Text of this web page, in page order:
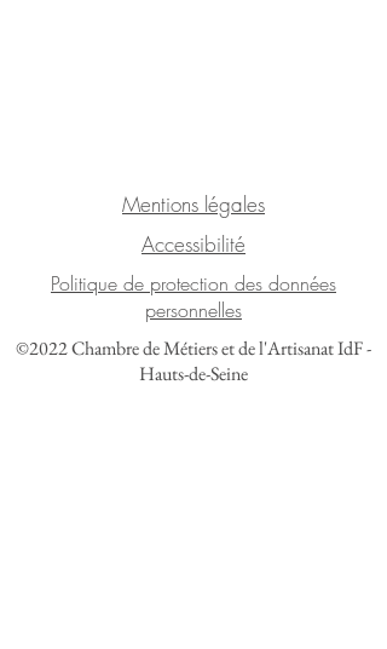
Mentions légales
Accessibilité
Politique de protection des données
personnelles
©2022 Chambre de Métiers et de l'Artisanat IdF -
Hauts-de-Seine